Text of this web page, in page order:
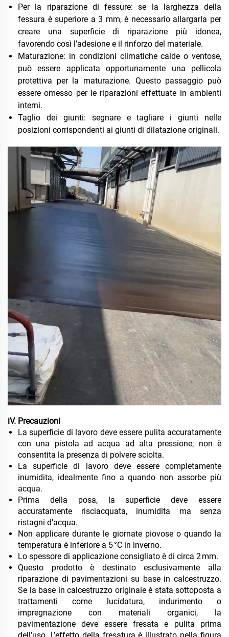
Per la riparazione di fessure: se la larghezza della
fessura è superiore a 3 mm, è necessario allargarla per
creare una superficie di riparazione più idonea,
favorendo così l’adesione e il rinforzo del materiale.
Maturazione: in condizioni climatiche calde o ventose,
può essere applicata opportunamente una pellicola
protettiva per la maturazione. Questo passaggio può
essere omesso per le riparazioni effettuate in ambienti
interni.
Taglio dei giunti: segnare e tagliare i giunti nelle
posizioni corrispondenti ai giunti di dilatazione originali.
iV. Precauzioni
La superficie di lavoro deve essere pulita accuratamente
con una pistola ad acqua ad alta pressione; non è
consentita la presenza di polvere sciolta.
La superficie di lavoro deve essere completamente
inumidita, idealmente fino a quando non assorbe più
acqua.
Prima della posa, la superficie deve essere
accuratamente risciacquata, inumidita ma senza
ristagni d’acqua.
Non applicare durante le giornate piovose o quando la
temperatura è inferiore a 5 °C in inverno.
Lo spessore di applicazione consigliato è di circa 2 mm.
Questo prodotto è destinato esclusivamente alla
riparazione di pavimentazioni su base in calcestruzzo.
Se la base in calcestruzzo originale è stata sottoposta a
trattamenti come lucidatura, indurimento o
impregnazione con materiali organici, la
pavimentazione deve essere fresata e pulita prima